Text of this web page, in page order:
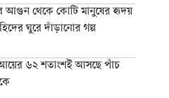
আগুন থেকে কোটি মানুষের হৃদয়
ঘুরে দাঁড়ানোর গল্প
আয়ের ৬২ শতাংশই আসছে পাঁচ